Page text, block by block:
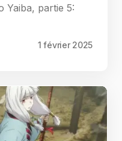
Yaiba, partie 5:
1 février 2025